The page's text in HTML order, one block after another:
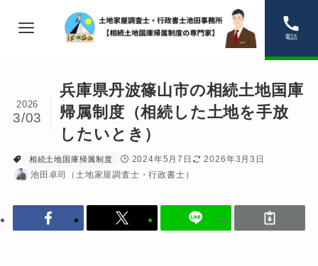
電話
兵庫県丹波篠山市の相続土地国庫
帰属制度（相続した土地を手放
したいとき）
2026
3/03
相続土地国庫帰属制度 2024年5月7日
2026年3月3日
池田卓司（土地家屋調査士・行政書士）